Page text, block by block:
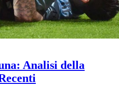
Analisi della